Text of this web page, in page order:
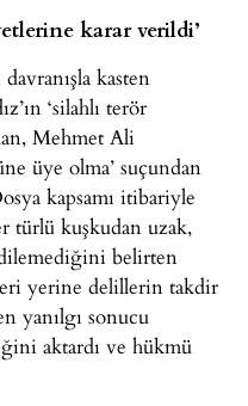
karar verildi’
kasten
‘silahlı terör
Mehmet Ali
üye olma’ suçundan
kapsamı itibariyle
türlü kuşkudan uzak,
belirten
yerine delillerin takdir
yanılgı sonucu
aktardı ve hükmü